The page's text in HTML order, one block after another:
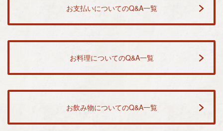
お支払いについてのQ&A一覧
お料理についてのQ&A一覧
お飲み物についてのQ&A一覧